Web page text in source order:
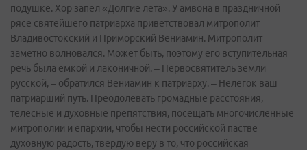
подушке. Хор запел «Долгие лета». У амвона в праздничной
рясе святейшего патриарха приветствовал митрополит
Владивостокский и Приморский Вениамин. Митрополит
заметно волновался. Может быть, поэтому его вступительная
речь была емкой и лаконичной. – Первосвятитель земли
русской, – обратился Вениамин к патриарху. – Нелегок ваш
патриарший путь. Преодолевать громадные расстояния,
телесные и духовные препятствия, посещать многочисленные
митрополии и епархии, чтобы нести российской пастве
духовную радость, твердую веру в то, что российская